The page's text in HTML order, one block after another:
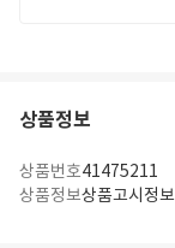
wash, two chest flap
sleeves, buttoned
to size. We
Model is 1,84m / 6ft
상품정보
상품번호41475211
상품정보상품고시정